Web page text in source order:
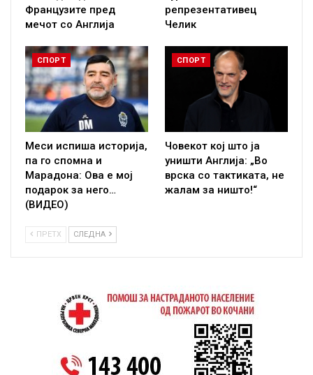
Французите пред
мечот со Англија
репрезентативец
Челик
СПОРТ
Меси испиша историја,
па го спомна и
Марадона: Ова е мој
подарок за него…
(ВИДЕО)
СПОРТ
Човекот кој што ја
уништи Англија: „Во
врска со тактиката, не
жалам за ништо!“
ПРЕТХ СЛЕДНА